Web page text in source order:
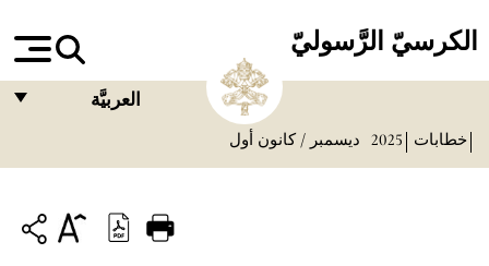
الكرسيّ الرَّسوليّ
العربيَّة
ITALIANO
خطابات 2025 ديسمبر / كانون أول